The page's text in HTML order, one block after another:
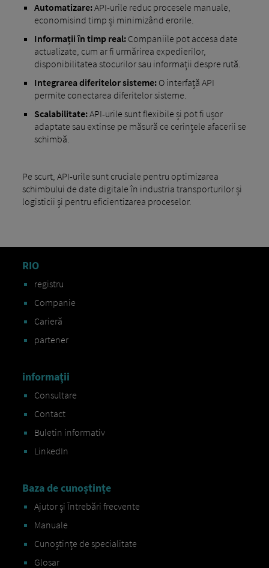
Automatizare:API-urile reduc procesele manuale,
economisind timp și minimizând erorile.
Informații în timp real:Companiile pot accesa date
actualizate, cum ar fi urmărirea expedierilor,
disponibilitatea stocurilor sau informații despre rută.
Integrarea diferitelor sisteme:O interfață API
permite conectarea diferitelor sisteme.
Scalabilitate:API-urile sunt flexibile și pot fi ușor
adaptate sau extinse pe măsură ce cerințele afacerii se
schimbă.
Pe scurt, API-urile sunt cruciale pentru optimizarea
schimbului de date digitale în industria transporturilor și
logisticii și pentru eficientizarea proceselor.
RIO
registru
Companie
Carieră
partener
informaţii
Consultare
Contact
Buletin informativ
LinkedIn
Baza de cunoștințe
Ajutor și Întrebări frecvente
Manuale
Cunoștințe de specialitate
Glosar